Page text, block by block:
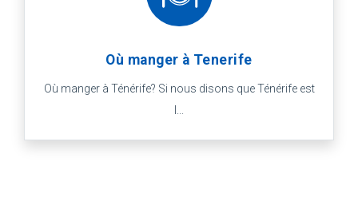
Où manger à Tenerife
Où manger à Ténérife? Si nous disons que Ténérife est
l...